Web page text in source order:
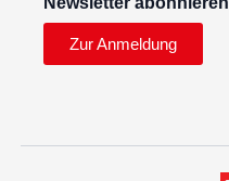
Zur Anmeldung